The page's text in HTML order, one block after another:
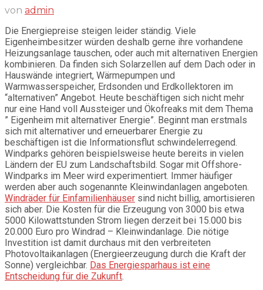
von admin
Die Energiepreise steigen leider ständig. Viele
Eigenheimbesitzer würden deshalb gerne ihre vorhandene
Heizungsanlage tauschen, oder auch mit alternativen Energien
kombinieren. Da finden sich Solarzellen auf dem Dach oder in
Hauswände integriert, Wärmepumpen und
Warmwasserspeicher, Erdsonden und Erdkollektoren im
“alternativen” Angebot. Heute beschäftigen sich nicht mehr
nur eine Hand voll Aussteiger und Ökofreaks mit dem Thema
” Eigenheim mit alternativer Energie”. Beginnt man erstmals
sich mit alternativer und erneuerbarer Energie zu
beschäftigen ist die Informationsflut schwindelerregend.
Windparks gehören beispielsweise heute bereits in vielen
Ländern der EU zum Landschaftsbild. Sogar mit Offshore-
Windparks im Meer wird experimentiert. Immer häufiger
werden aber auch sogenannte Kleinwindanlagen angeboten.
Windräder für Einfamilienhäuser sind nicht billig, amortisieren
sich aber. Die Kosten für die Erzeugung von 3000 bis etwa
5000 Kilowattstunden Strom liegen derzeit bei 15.000 bis
20.000 Euro pro Windrad – Kleinwindanlage. Die nötige
Investition ist damit durchaus mit den verbreiteten
Photovoltaikanlagen (Energieerzeugung durch die Kraft der
Sonne) vergleichbar. Das Energiesparhaus ist eine
Entscheidung für die Zukunft.